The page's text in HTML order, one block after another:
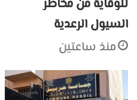
للوقاية من مخاطر
السيول الرعدية
منذ ساعتين